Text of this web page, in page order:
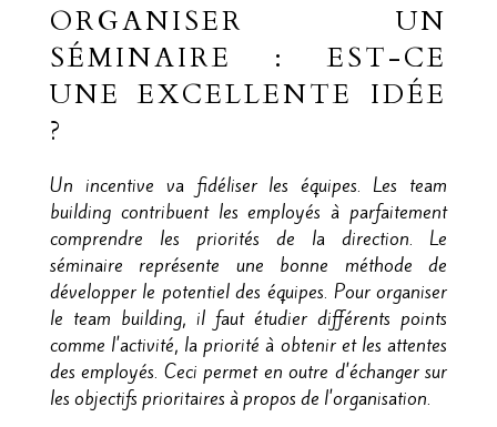
ORGANISER UN
SÉMINAIRE : EST-CE
UNE EXCELLENTE IDÉE
?
Un incentive va fidéliser les équipes. Les team
building contribuent les employés à parfaitement
comprendre les priorités de la direction. Le
séminaire représente une bonne méthode de
développer le potentiel des équipes. Pour organiser
le team building, il faut étudier différents points
comme l'activité, la priorité à obtenir et les attentes
des employés. Ceci permet en outre d'échanger sur
les objectifs prioritaires à propos de l'organisation.